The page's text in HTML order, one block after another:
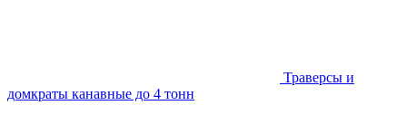
Траверсы и
домкраты канавные до 4 тонн